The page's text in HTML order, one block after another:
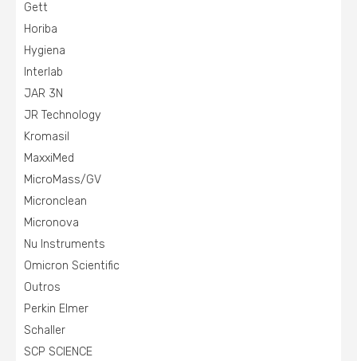
Gett
Horiba
Hygiena
Interlab
JAR 3N
JR Technology
Kromasil
MaxxiMed
MicroMass/GV
Micronclean
Micronova
Nu Instruments
Omicron Scientific
Outros
Perkin Elmer
Schaller
SCP SCIENCE